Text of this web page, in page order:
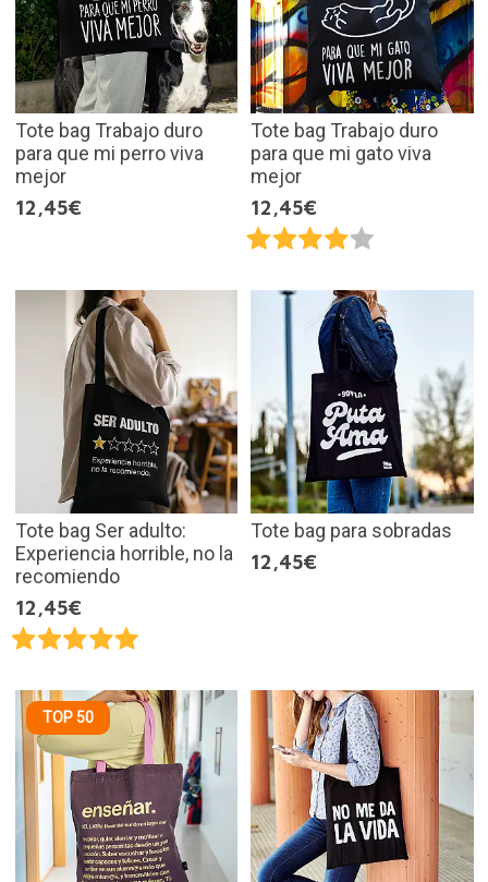
Tote bag Trabajo duro
para que mi perro viva
mejor
12,45€
Tote bag Trabajo duro
para que mi gato viva
mejor
12,45€
Tote bag Ser adulto:
Experiencia horrible, no la
recomiendo
12,45€
Tote bag para sobradas
12,45€
TOP 50